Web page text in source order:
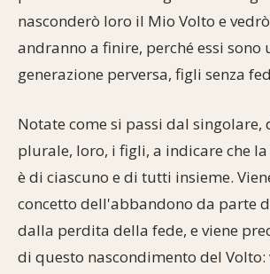
nasconderò loro il Mio Volto e
andranno a finire, perché essi sono
generazione perversa, figli senza
Notate come si passi dal singolare,
plurale, loro, i figli, a indicare che
è di ciascuno e di tutti insieme.
concetto dell'abbandono da parte
dalla perdita della fede, e viene
di questo nascondimento del Volto: